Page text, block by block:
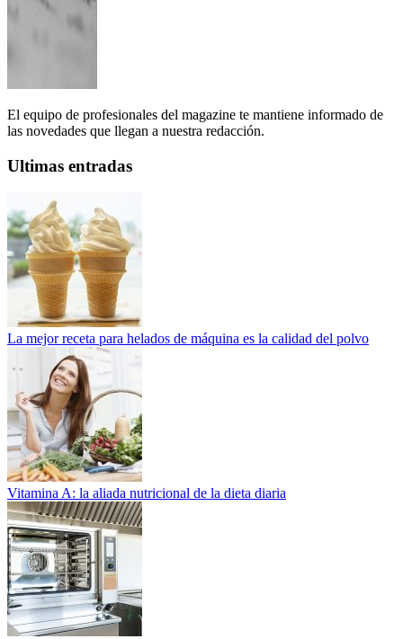
El equipo de profesionales del magazine te mantiene informado de
las novedades que llegan a nuestra redacción.
Ultimas entradas
La mejor receta para helados de máquina es la calidad del polvo
Vitamina A: la aliada nutricional de la dieta diaria